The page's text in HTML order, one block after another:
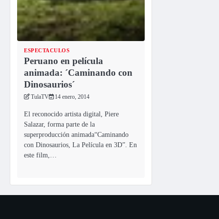
ESPECTACULOS
Peruano en película
animada: ´Caminando con
Dinosaurios´
TulaTV 14 enero, 2014
El reconocido artista digital, Piere
Salazar, forma parte de la
superproducción animada“Caminando
con Dinosaurios, La Película en 3D”. En
este film,…